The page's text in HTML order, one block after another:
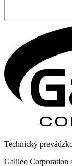
Technický
Galileo Corporation